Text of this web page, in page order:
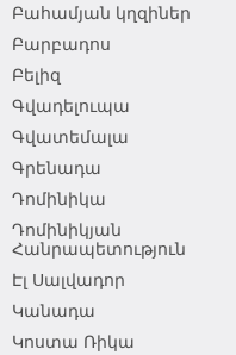
Բահամյան կղզիներ
Բարբադոս
Բելիզ
Գվադելուպա
Գվատեմալա
Գրենադա
Դոմինիկա
Դոմինիկյան
Հանրապետություն
Էլ Սալվադոր
Կանադա
Կոստա Ռիկա